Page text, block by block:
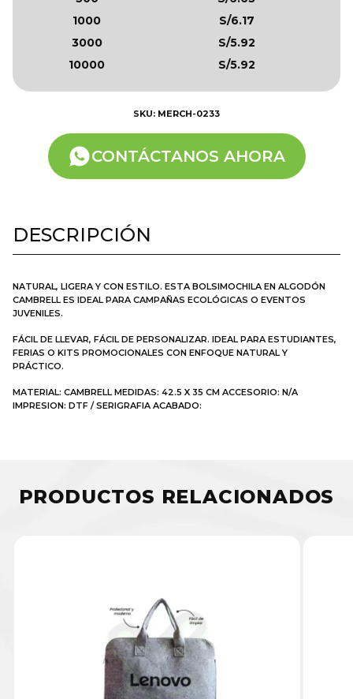
1000
S/6.17
3000
S/5.92
10000
S/5.92
SKU: MERCH-0233
CONTÁCTANOS AHORA
DESCRIPCIÓN
NATURAL, LIGERA Y CON ESTILO. ESTA BOLSIMOCHILA EN ALGODÓN
CAMBRELL ES IDEAL PARA CAMPAÑAS ECOLÓGICAS O EVENTOS
JUVENILES.
FÁCIL DE LLEVAR, FÁCIL DE PERSONALIZAR. IDEAL PARA ESTUDIANTES,
FERIAS O KITS PROMOCIONALES CON ENFOQUE NATURAL Y
PRÁCTICO.
MATERIAL: CAMBRELL MEDIDAS: 42.5 X 35 CM ACCESORIO: N/A
IMPRESION: DTF / SERIGRAFIA ACABADO:
PRODUCTOS RELACIONADOS